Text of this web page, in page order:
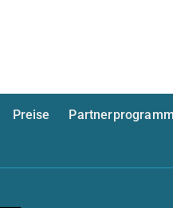
Preise
Partnerprogramm